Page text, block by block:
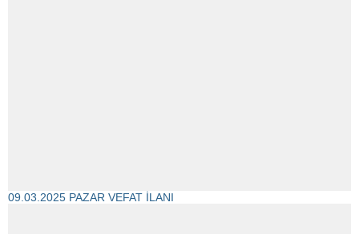
09.03.2025 PAZAR VEFAT İLANI